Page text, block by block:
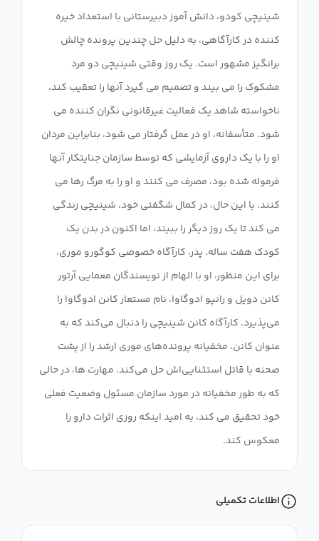
شینیچی کودو، دانش آموز دبیرستانی با استعداد خیره
کننده در کارآگاهی، به دلیل حل چندین پرونده چالش
برانگیز مشهور است. یک روز وقتی شینیچی دو مرد
مشکوک را می بیند و تصمیم می گیرد آنها را تعقیب کند،
ناخواسته شاهد یک فعالیت غیرقانونی نگران کننده می
شود. متأسفانه، او در عمل گرفتار می شود، بنابراین مردان
او را با یک داروی آزمایشی که توسط سازمان جنایتکار آنها
فرموله شده بود، مصرف می کنند و او را به مرگ رها می
کنند. با این حال، در کمال شگفتی خود، شینیچی زندگی
می کند تا یک روز دیگر را ببیند، اما اکنون در بدن یک
کودک هفت ساله. پدر، کارآگاه خصوصی کوگورو موری.
برای این منظور، او با الهام از نویسندگان معمایی آرتور
کانن دویل و رانپو ادوگاوا، نام مستعار کانن ادوگاوا را
می‌پذیرد. کارآگاه کانن شینیچی را دنبال می‌کند که به
عنوان کانن، مخفیانه پرونده‌های موری ارشد را از پشت
صحنه با قاتل استثنایی‌اش حل می‌کند. مهارت ها، در حالی
که به طور مخفیانه در مورد سازمان مسئول وضعیت فعلی
خود تحقیق می کند، به امید اینکه روزی اثرات دارو را
معکوس کند.
اطلاعات تکمیلی